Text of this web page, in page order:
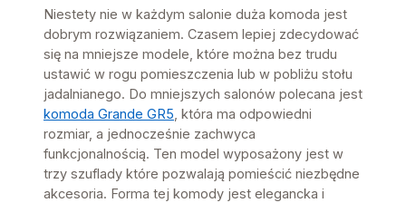
Niestety nie w każdym salonie duża komoda jest
dobrym rozwiązaniem. Czasem lepiej zdecydować
się na mniejsze modele, które można bez trudu
ustawić w rogu pomieszczenia lub w pobliżu stołu
jadalnianego. Do mniejszych salonów polecana jest
komoda Grande GR5 , która ma odpowiedni
rozmiar, a jednocześnie zachwyca
funkcjonalnością. Ten model wyposażony jest w
trzy szuflady które pozwalają pomieścić niezbędne
akcesoria. Forma tej komody jest elegancka i